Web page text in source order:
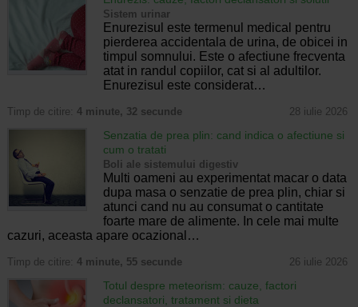
Sistem urinar
Enurezisul este termenul medical pentru
pierderea accidentala de urina, de obicei in
timpul somnului. Este o afectiune frecventa
atat in randul copiilor, cat si al adultilor.
Enurezisul este considerat…
Timp de citire: 4 minute, 32 secunde 28 iulie 2026
Senzatia de prea plin: cand indica o afectiune si
cum o tratati
Boli ale sistemului digestiv
Multi oameni au experimentat macar o data
dupa masa o senzatie de prea plin, chiar si
atunci cand nu au consumat o cantitate
foarte mare de alimente. In cele mai multe
cazuri, aceasta apare ocazional…
Timp de citire: 4 minute, 55 secunde 26 iulie 2026
Totul despre meteorism: cauze, factori
declansatori, tratament si dieta